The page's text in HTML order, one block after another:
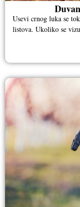
Usevi crnog luka se
listova. Ukoliko se